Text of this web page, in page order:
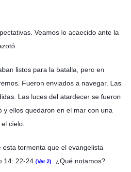
Veamos lo acaecido ante la
listos para la batalla, pero en
Fueron enviados a navegar. Las
Las luces del atardecer se fueron
y ellos quedaron en el mar con una
cielo.
esta tormenta que el evangelista
14: 22-24 (Ver 2). ¿Qué notamos?